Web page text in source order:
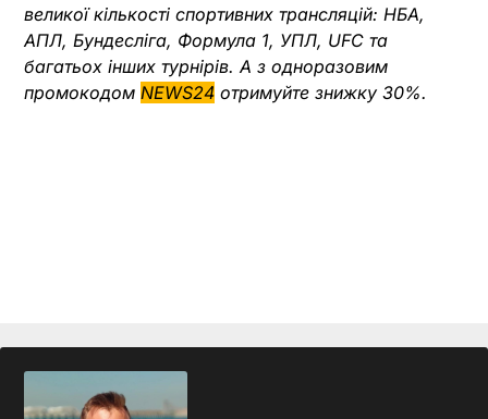
великої кількості спортивних трансляцій: НБА,
АПЛ, Бундесліга, Формула 1, УПЛ, UFC та
багатьох інших турнірів. А з одноразовим
промокодом NEWS24 отримуйте знижку 30%.